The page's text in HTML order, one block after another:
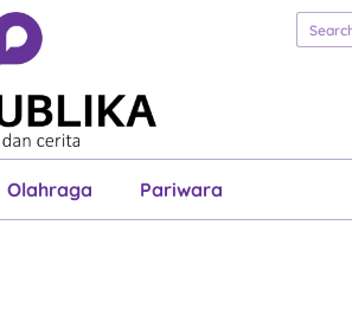
Olahraga Pariwara
Esai Justisia
Pariwara